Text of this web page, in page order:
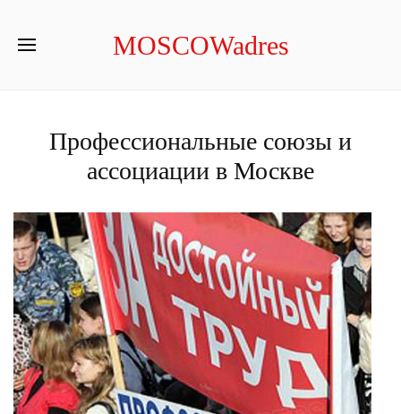
MOSCOWadres
Профессиональные союзы и
ассоциации в Москве